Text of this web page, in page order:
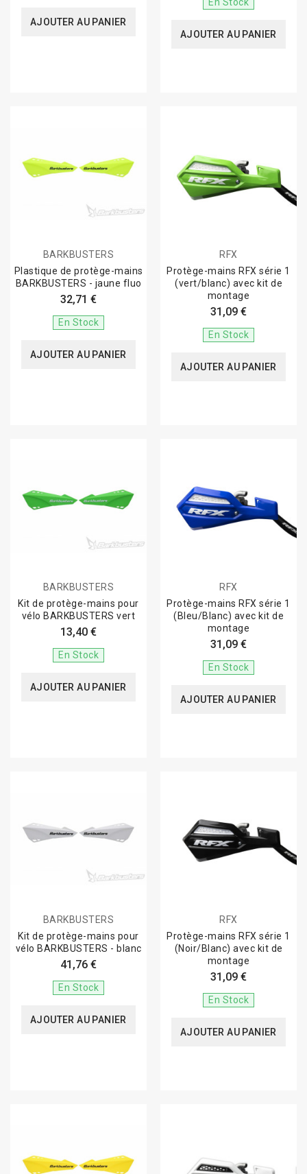
AJOUTER AU PANIER
AJOUTER AU PANIER
BARKBUSTERS
Plastique de protège-mains
BARKBUSTERS - jaune fluo
32,71 €
En Stock
AJOUTER AU PANIER
RFX
Protège-mains RFX série 1
(vert/blanc) avec kit de
montage
31,09 €
En Stock
AJOUTER AU PANIER
BARKBUSTERS
Kit de protège-mains pour
vélo BARKBUSTERS vert
13,40 €
En Stock
AJOUTER AU PANIER
RFX
Protège-mains RFX série 1
(Bleu/Blanc) avec kit de
montage
31,09 €
En Stock
AJOUTER AU PANIER
BARKBUSTERS
Kit de protège-mains pour
vélo BARKBUSTERS - blanc
41,76 €
En Stock
AJOUTER AU PANIER
RFX
Protège-mains RFX série 1
(Noir/Blanc) avec kit de
montage
31,09 €
En Stock
AJOUTER AU PANIER